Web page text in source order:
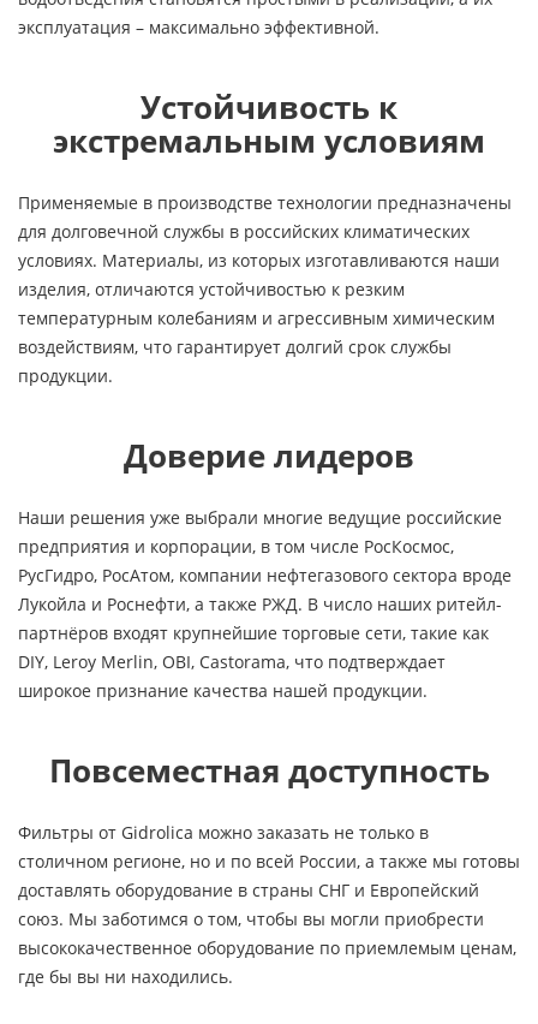
эксплуатация – максимально эффективной.
Устойчивость к
экстремальным условиям
Применяемые в производстве технологии предназначены
для долговечной службы в российских климатических
условиях. Материалы, из которых изготавливаются наши
изделия, отличаются устойчивостью к резким
температурным колебаниям и агрессивным химическим
воздействиям, что гарантирует долгий срок службы
продукции.
Доверие лидеров
Наши решения уже выбрали многие ведущие российские
предприятия и корпорации, в том числе РосКосмос,
РусГидро, РосАтом, компании нефтегазового сектора вроде
Лукойла и Роснефти, а также РЖД. В число наших ритейл-
партнёров входят крупнейшие торговые сети, такие как
DIY, Leroy Merlin, OBI, Castorama, что подтверждает
широкое признание качества нашей продукции.
Повсеместная доступность
Фильтры от Gidrolica можно заказать не только в
столичном регионе, но и по всей России, а также мы готовы
доставлять оборудование в страны СНГ и Европейский
союз. Мы заботимся о том, чтобы вы могли приобрести
высококачественное оборудование по приемлемым ценам,
где бы вы ни находились.